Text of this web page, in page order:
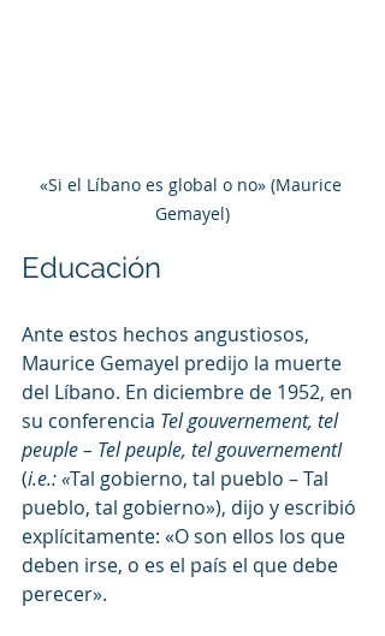
«Si el Líbano es global o no» (Maurice
Gemayel)
Educación
Ante estos hechos angustiosos,
Maurice Gemayel predijo la muerte
del Líbano. En diciembre de 1952, en
su conferencia Tel gouvernement, tel
peuple – Tel peuple, tel gouvernementI
(i.e.: «Tal gobierno, tal pueblo – Tal
pueblo, tal gobierno»), dijo y escribió
explícitamente: «O son ellos los que
deben irse, o es el país el que debe
perecer».